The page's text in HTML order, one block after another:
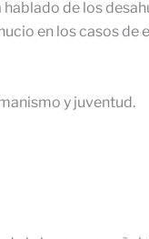
hablado de los
en los casos
y juventud.